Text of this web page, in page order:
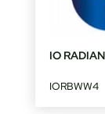
IO
IORBWW4